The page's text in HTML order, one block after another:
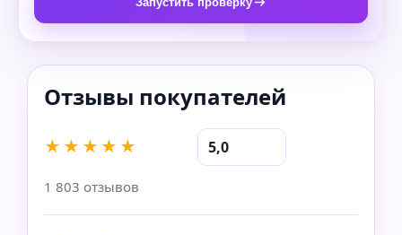
★★★★★ 5,0
1 803 отзывов